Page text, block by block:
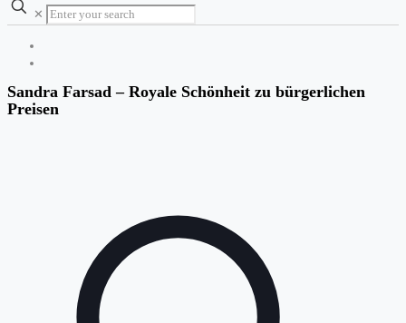
✕
Sandra Farsad – Royale Schönheit zu bürgerlichen
Preisen